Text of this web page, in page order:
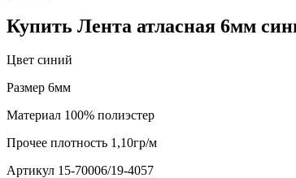
Купить Лента атласная 6мм
Цвет синий
Размер 6мм
Материал 100% полиэстер
Прочее плотность 1,10гр/м
Артикул 15-70006/19-4057